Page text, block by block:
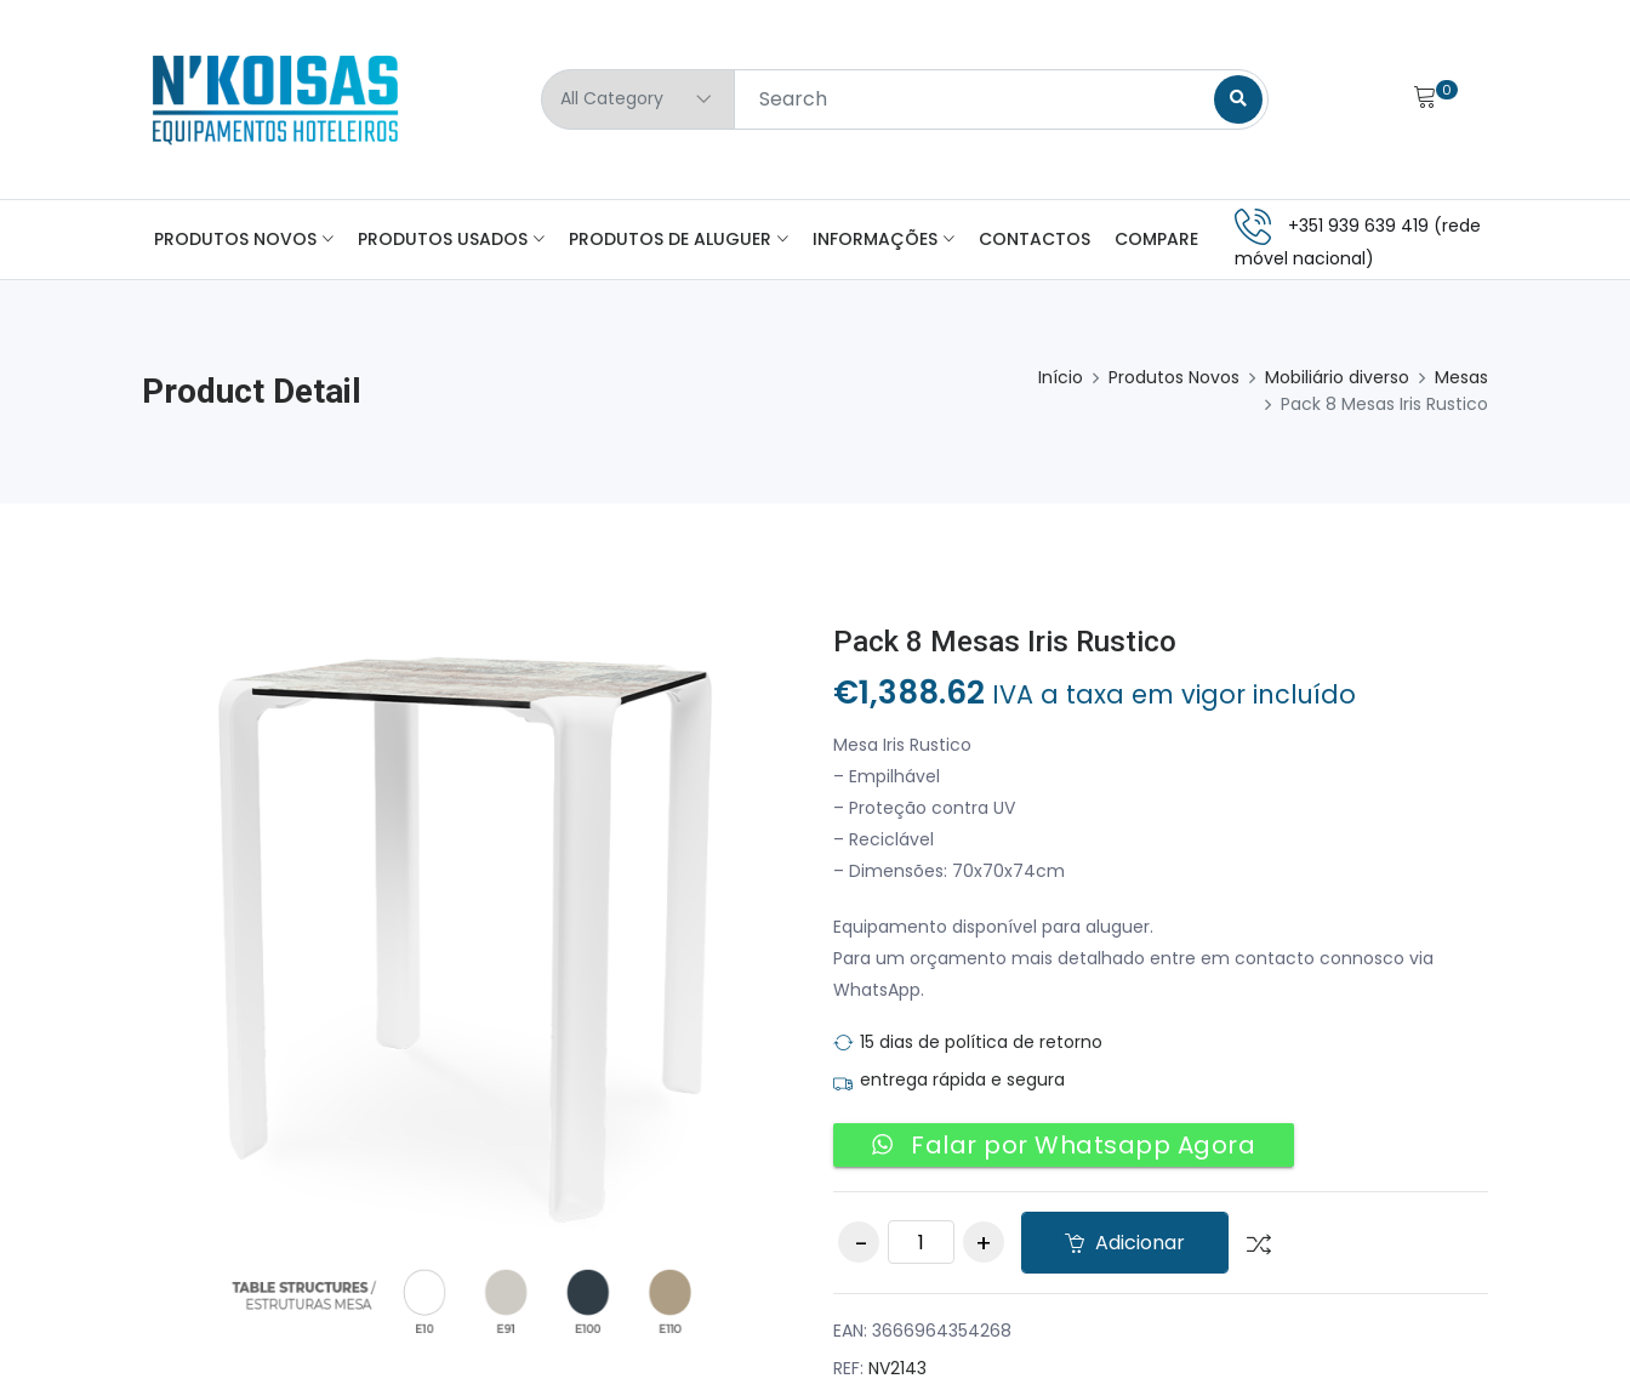
0
PRODUTOS NOVOS PRODUTOS USADOS PRODUTOS DE ALUGUER INFORMAÇÕES CONTACTOS COMPARE
+351 939 639 419 (rede
móvel nacional)
Product Detail Início Produtos Novos Mobiliário diverso
Mesas
Pack 8 Mesas Iris Rustico
Pack 8 Mesas Iris Rustico
€1,388.62 IVA a taxa em vigor incluído
Mesa Iris Rustico
– Empilhável
– Proteção contra UV
– Reciclável
– Dimensões: 70x70x74cm
Equipamento disponível para aluguer.
Para um orçamento mais detalhado entre em contacto connosco via
WhatsApp.
15 dias de política de retorno
entrega rápida e segura
Falar por Whatsapp Agora
Pack 8 Mesas Iris
Rustico quantity
Adicionar
EAN: 3666964354268
REF: NV2143